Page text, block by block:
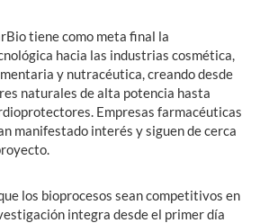
tiene como meta final la
hacia las industrias cosmética,
y nutracéutica, creando desde
naturales de alta potencia hasta
Empresas farmacéuticas
manifestado interés y siguen de cerca
los bioprocesos sean competitivos en
integra desde el primer día